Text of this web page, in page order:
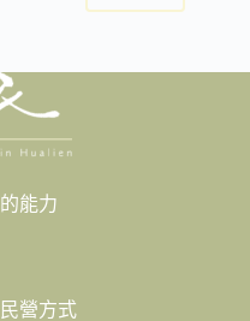
能力
營方式